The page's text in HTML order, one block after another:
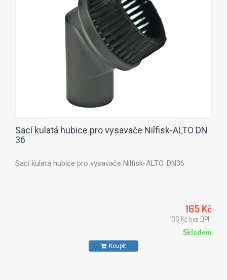
Sací kulatá hubice pro vysavače Nilfisk-ALTO DN
36
Sací kulatá hubice pro vysavače Nilfisk-ALTO. DN36
165 Kč
136 Kč bez DPH
Skladem
Koupit